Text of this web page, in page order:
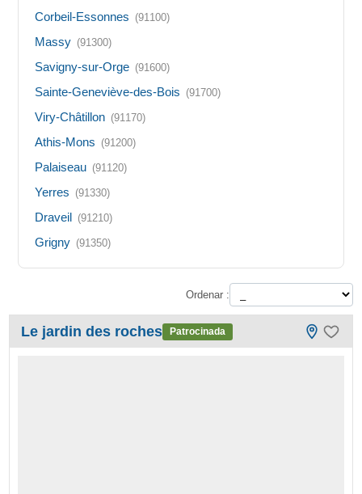
Corbeil-Essonnes (91100)
Massy (91300)
Savigny-sur-Orge (91600)
Sainte-Geneviève-des-Bois (91700)
Viry-Châtillon (91170)
Athis-Mons (91200)
Palaiseau (91120)
Yerres (91330)
Draveil (91210)
Grigny (91350)
Ordenar :
Le jardin des roches Patrocinada